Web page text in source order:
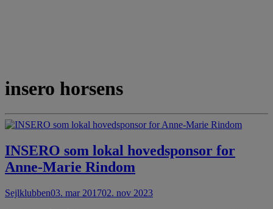
insero horsens
INSERO som lokal hovedsponsor for
Anne-Marie Rindom
Sejlklubben03. mar 201702. nov 2023